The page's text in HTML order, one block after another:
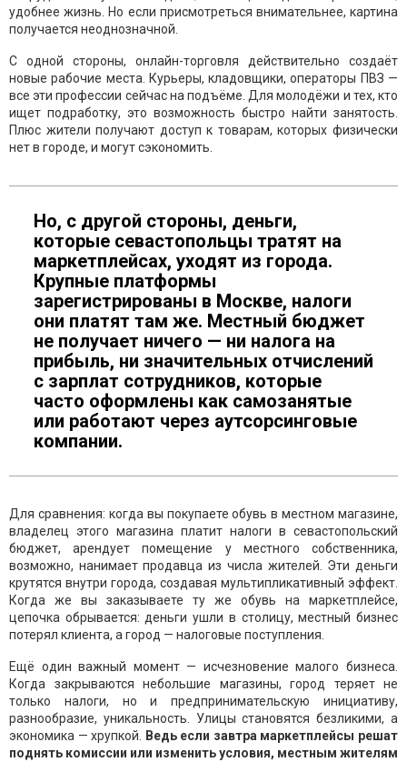
удобнее жизнь. Но если присмотреться внимательнее, картина
получается неоднозначной.
С одной стороны, онлайн-торговля действительно создаёт
новые рабочие места. Курьеры, кладовщики, операторы ПВЗ —
все эти профессии сейчас на подъёме. Для молодёжи и тех, кто
ищет подработку, это возможность быстро найти занятость.
Плюс жители получают доступ к товарам, которых физически
нет в городе, и могут сэкономить.
Но, с другой стороны, деньги,
которые севастопольцы тратят на
маркетплейсах, уходят из города.
Крупные платформы
зарегистрированы в Москве, налоги
они платят там же. Местный бюджет
не получает ничего — ни налога на
прибыль, ни значительных отчислений
с зарплат сотрудников, которые
часто оформлены как самозанятые
или работают через аутсорсинговые
компании.
Для сравнения: когда вы покупаете обувь в местном магазине,
владелец этого магазина платит налоги в севастопольский
бюджет, арендует помещение у местного собственника,
возможно, нанимает продавца из числа жителей. Эти деньги
крутятся внутри города, создавая мультипликативный эффект.
Когда же вы заказываете ту же обувь на маркетплейсе,
цепочка обрывается: деньги ушли в столицу, местный бизнес
потерял клиента, а город — налоговые поступления.
Ещё один важный момент — исчезновение малого бизнеса.
Когда закрываются небольшие магазины, город теряет не
только налоги, но и предпринимательскую инициативу,
разнообразие, уникальность. Улицы становятся безликими, а
экономика — хрупкой.
Ведь если завтра маркетплейсы решат
поднять комиссии или изменить условия, местным жителям